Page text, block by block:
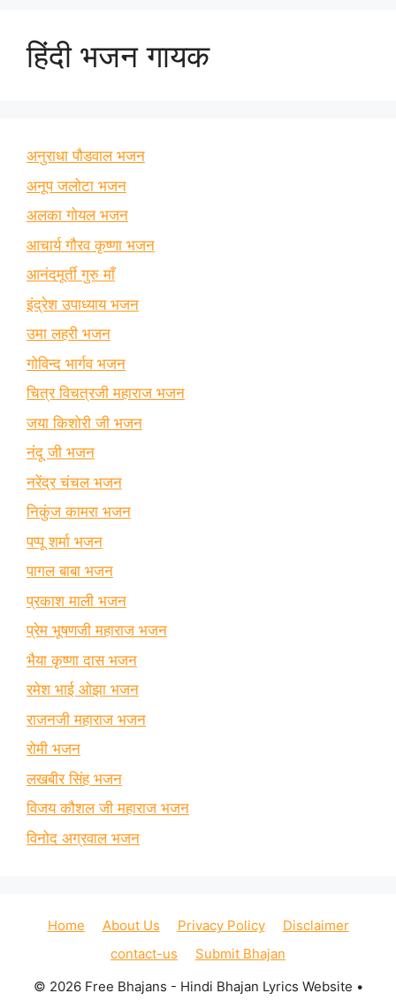
हिंदी भजन गायक
अनुराधा पौडवाल भजन
अनूप जलोटा भजन
अलका गोयल भजन
आचार्य गौरव कृष्णा भजन
आनंदमूर्ती गुरु माँ
इंद्रेश उपाध्याय भजन
उमा लहरी भजन
गोविन्द भार्गव भजन
चित्र विचत्रजी महाराज भजन
जया किशोरी जी भजन
नंदू जी भजन
नरेंद्र चंचल भजन
निकुंज कामरा भजन
पप्पू शर्मा भजन
पागल बाबा भजन
प्रकाश माली भजन
प्रेम भूषणजी महाराज भजन
भैया कृष्णा दास भजन
रमेश भाई ओझा भजन
राजनजी महाराज भजन
रोमी भजन
लखबीर सिंह भजन
विजय कौशल जी महाराज भजन
विनोद अग्रवाल भजन
Home About Us Privacy Policy
Disclaimer
contact-us
Submit Bhajan
© 2026 Free Bhajans - Hindi Bhajan Lyrics Website •